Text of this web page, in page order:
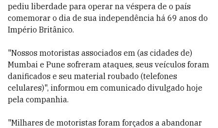
pediu liberdade para operar na véspera de o país
comemorar o dia de sua independência há 69 anos do
Império Britânico.
"Nossos motoristas associados em (as cidades de)
Mumbai e Pune sofreram ataques, seus veículos foram
danificados e seu material roubado (telefones
celulares)", informou em comunicado divulgado hoje
pela companhia.
"Milhares de motoristas foram forçados a abandonar